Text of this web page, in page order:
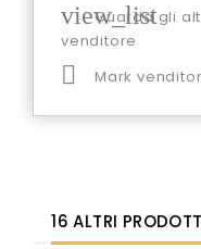
view_list
Guarda gli
venditore
 Mark
16 ALTRI